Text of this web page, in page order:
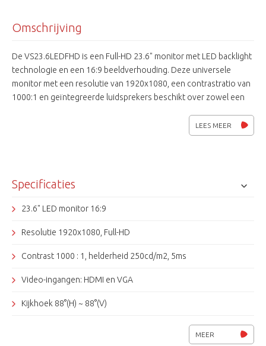
Omschrijving
De VS23.6LEDFHD is een Full-HD 23.6" monitor met LED backlight
technologie en een 16:9 beeldverhouding. Deze universele
monitor met een resolutie van 1920x1080, een contrastratio van
1000:1 en geïntegreerde luidsprekers beschikt over zowel een
meegeleverd. De VSXXXLEDFHD monitoren zijn ontwikkeld voor
de beveiligingsbranche en geschikt voor 24/7 gebruik. Ook
LEES MEER
Specificaties
23.6" LED monitor 16:9
Resolutie 1920x1080, Full-HD
Contrast 1000 : 1, helderheid 250cd/m2, 5ms
Video-ingangen: HDMI en VGA
Kijkhoek 88°(H) ~ 88°(V)
MEER